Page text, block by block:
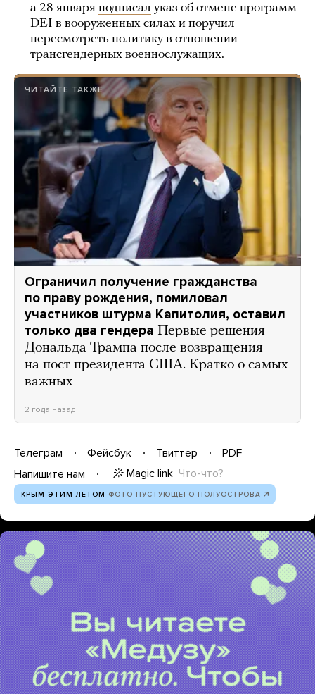
а 28 января подписал указ об отмене программ
DEI в вооруженных силах и поручил
пересмотреть политику в отношении
трансгендерных военнослужащих.
ЧИТАЙТЕ ТАКЖЕ
Ограничил получение гражданства
по праву рождения, помиловал
участников штурма Капитолия, оставил
только два гендера Первые решения
Дональда Трампа после возвращения
на пост президента США. Кратко о самых
важных
2 года назад
Телеграм Фейсбук Твиттер
PDF
Напишите нам
Magic link Что-что?
КРЫМ ЭТИМ ЛЕТОМ ФОТО ПУСТУЮЩЕГО ПОЛУОСТРОВА